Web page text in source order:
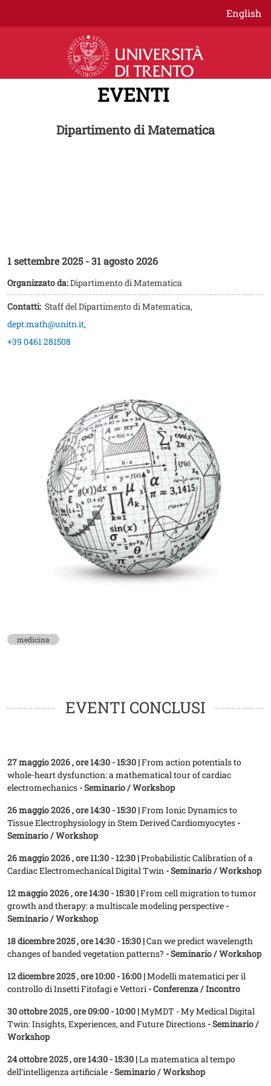
Salta al contenuto principale
English
EVENTI
Dipartimento di Matematica
1 settembre 2025-31 agosto 2026
Organizzato da:Dipartimento di Matematica
Contatti: Staff del Dipartimento di Matematica,
dept.math@unitn.it,
+39 0461 281508
medicina
EVENTI CONCLUSI
27 maggio 2026, ore 14:30 - 15:30 |From action potentials to
whole-heart dysfunction: a mathematical tour of cardiac
electromechanics - Seminario / Workshop
26 maggio 2026, ore 14:30 - 15:30 |From Ionic Dynamics to
Tissue Electrophysiology in Stem Derived Cardiomyocytes -
Seminario / Workshop
26 maggio 2026, ore 11:30 - 12:30 |Probabilistic Calibration of a
Cardiac Electromechanical Digital Twin - Seminario / Workshop
12 maggio 2026, ore 14:30 - 15:30 |From cell migration to tumor
growth and therapy: a multiscale modeling perspective -
Seminario / Workshop
18 dicembre 2025, ore 14:30 - 15:30 |Can we predict wavelength
changes of banded vegetation patterns? - Seminario / Workshop
12 dicembre 2025, ore 10:00 - 16:00 |Modelli matematici per il
controllo di Insetti Fitofagi e Vettori - Conferenza / Incontro
30 ottobre 2025, ore 09:00 - 10:00 |MyMDT - My Medical Digital
Twin: Insights, Experiences, and Future Directions - Seminario /
Workshop
24 ottobre 2025, ore 14:30 - 15:30 |La matematica al tempo
dell’intelligenza artificiale - Seminario / Workshop